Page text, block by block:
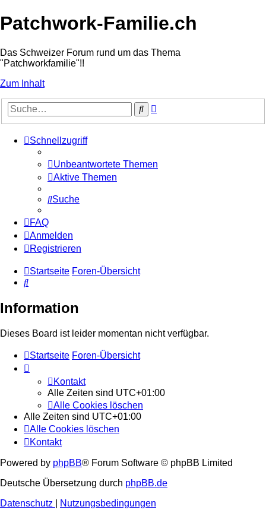
Patchwork-Familie.ch
Das Schweizer Forum rund um das Thema
"Patchworkfamilie"!!
Zum Inhalt
Suche
Schnellzugriff
Unbeantwortete Themen
Aktive Themen
Suche
FAQ
Anmelden
Registrieren
Startseite Foren-Übersicht
Suche
Information
Dieses Board ist leider momentan nicht verfügbar.
Startseite Foren-Übersicht
Kontakt
Alle Zeiten sind UTC+01:00
Alle Cookies löschen
Alle Zeiten sind UTC+01:00
Alle Cookies löschen
Kontakt
Powered by phpBB® Forum Software © phpBB Limited
Deutsche Übersetzung durch phpBB.de
Datenschutz
Nutzungsbedingungen